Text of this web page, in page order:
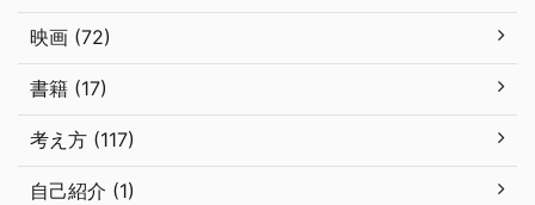
映画 (72)
書籍 (17)
考え方 (117)
自己紹介 (1)